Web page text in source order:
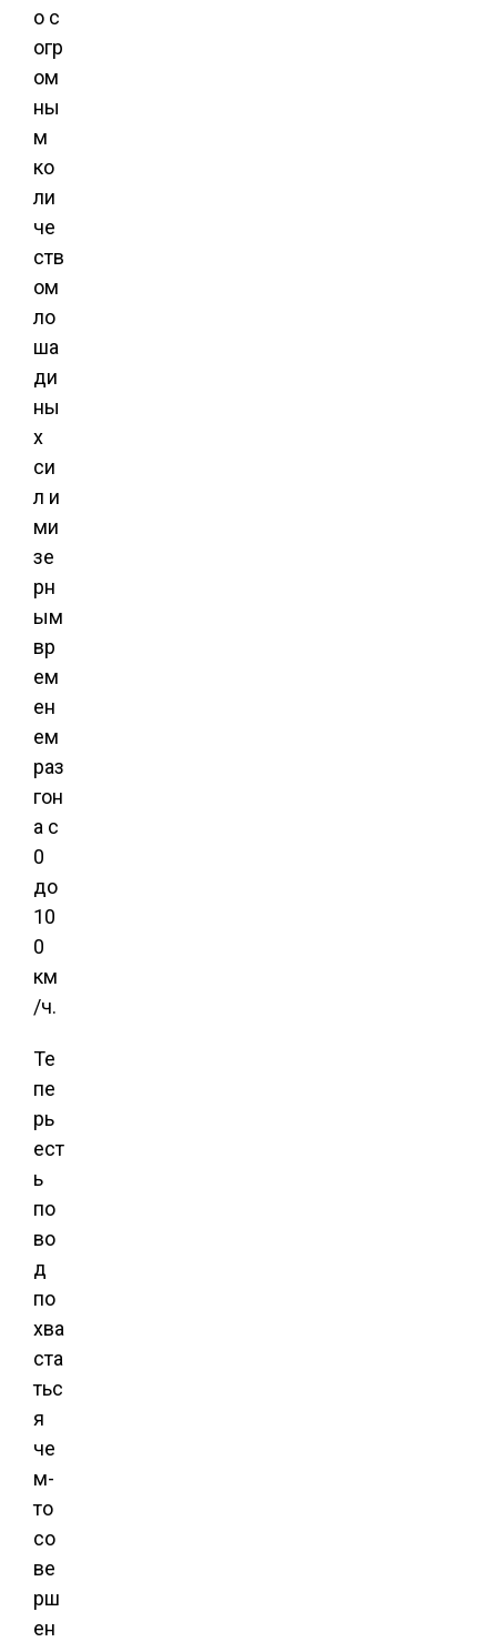
о с
огр
ом
ны
м
ко
ли
че
ств
ом
ло
ша
ди
ны
х
си
л и
ми
зе
рн
ым
вр
ем
ен
ем
раз
гон
а с
0
до
10
0
км
/ч.
Те
пе
рь
ест
ь
по
во
д
по
хва
ста
тьс
я
че
м-
то
со
ве
рш
ен